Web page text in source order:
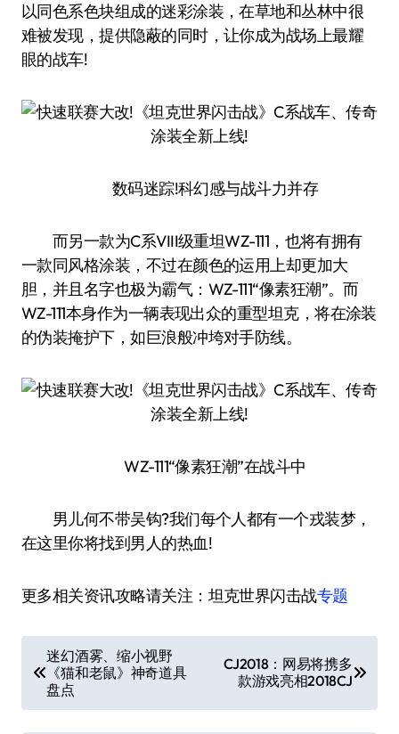
以同色系色块组成的迷彩涂装，在草地和丛林中很
难被发现，提供隐蔽的同时，让你成为战场上最耀
眼的战车!
数码迷踪!科幻感与战斗力并存
而另一款为C系VIII级重坦WZ-111，也将有拥有
一款同风格涂装，不过在颜色的运用上却更加大
胆，并且名字也极为霸气：WZ-111“像素狂潮”。而
WZ-111本身作为一辆表现出众的重型坦克，将在涂装
的伪装掩护下，如巨浪般冲垮对手防线。
WZ-111“像素狂潮”在战斗中
男儿何不带吴钩?我们每个人都有一个戎装梦，
在这里你将找到男人的热血!
更多相关资讯攻略请关注：坦克世界闪击战专题
章
导
迷幻酒雾、缩小视野
《猫和老鼠》神奇道具
盘点
CJ2018：网易将携多
款游戏亮相2018CJ